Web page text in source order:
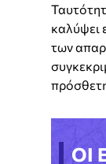
καλύψει
των
ΟΙ